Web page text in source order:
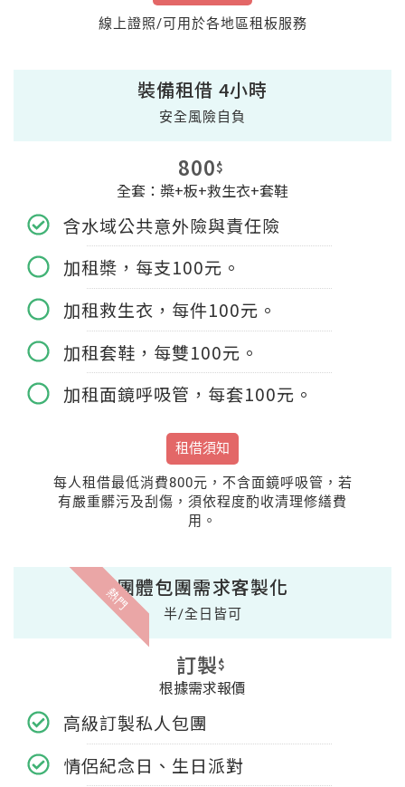
線上證照/可用於各地區租板服務
裝備租借 4小時
安全風險自負
800$
全套：槳+板+救生衣+套鞋
含水域公共意外險與責任險
加租槳，每支100元。
加租救生衣，每件100元。
加租套鞋，每雙100元。
加租面鏡呼吸管，每套100元。
租借須知
每人租借最低消費800元，不含面鏡呼吸管，若
有嚴重髒污及刮傷，須依程度酌收清理修繕費
用。
熱門團體包團需求客製化
半/全日皆可
訂製$
根據需求報價
高級訂製私人包團
情侶紀念日、生日派對